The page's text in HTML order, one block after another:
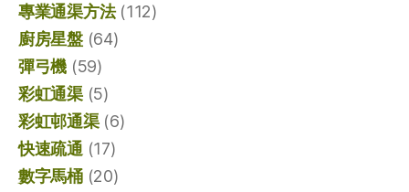
專業通渠方法(112)
廚房星盤(64)
彈弓機 (59)
彩虹通渠(5)
彩虹邨通渠(6)
快速疏通 (17)
數字馬桶(20)